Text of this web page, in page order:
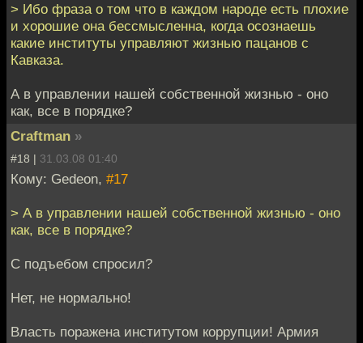
> Ибо фраза о том что в каждом народе есть плохие
и хорошие она бессмысленна, когда осознаешь
какие институты управляют жизнью пацанов с
Кавказа.
А в управлении нашей собственной жизнью - оно
как, все в порядке?
Craftman »
#18 | 31.03.08 01:40
Кому: Gedeon, #17
> А в управлении нашей собственной жизнью - оно
как, все в порядке?
С подъебом спросил?
Нет, не нормально!
Власть поражена институтом коррупции! Армия